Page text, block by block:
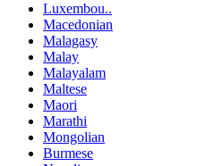
Luxembou..
Macedonian
Malagasy
Malay
Malayalam
Maltese
Maori
Marathi
Mongolian
Burmese